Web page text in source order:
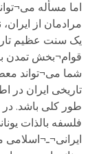
اما مسأله
مرادمان از
یک سنت عظیم
قوام¬بخش تمدن
شما می¬تواند
تاریخی ایران در
طور کلی باشد. در
فلسفه بالذات